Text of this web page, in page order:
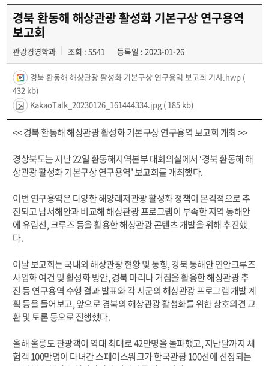
TM 크루
TM 피드
TM 링크
경북 환동해 해상관광 활성화 기본구상 연구용역
보고회
관광경영학과 조회 : 5541 등록일 : 2023-01-26
경북 환동해 해상관광 활성화 기본구상 연구용역 보고회 기사.hwp (
432 kb)
KakaoTalk_20230126_161444334.jpg ( 185 kb)
<< 경북 환동해 해상관광 활성화 기본구상 연구용역 보고회 개최 >>
경상북도는 지난 22일 환동해지역본부 대회의실에서 ‘경북 환동해 해
상관광 활성화 기본구상 연구용역’ 보고회를 개최했다.
이번 연구용역은 다양한 해양레저관광 활성화 정책이 본격적으로 추
진되고 남서해안과 비교해 해상관광 프로그램이 부족한 지역 동해안
에 유람선, 크루즈 등을 활용한 해상관광 콘텐츠 개발을 위해 추진했
다.
이날 보고회는 국내외 해상관광 현황 및 동향, 경북 동해안 연안크루즈
사업화 여건 및 활성화 방안, 경북 마리나 거점을 활용한 해상관광 추
진 등 연구용역 수행 결과 발표와 각 시군의 해상관광 프로그램 개발 계
획 등을 들어보고, 앞으로 경북의 해상관광 활성화를 위한 상호의견 교
환 및 토론 등으로 진행했다.
올해 울릉도 관광객이 역대 최대로 42만명을 돌파했고, 지난달까지 체
험객 100만명이 다녀간 스페이스워크가 한국관광 100선에 선정되는